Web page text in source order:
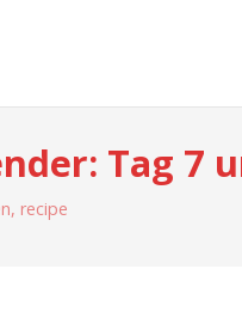
Tag 7
, recipe